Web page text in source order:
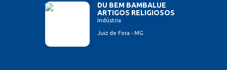
DU BEM BAMBALUE
ARTIGOS RELIGIOSOS
Indústria
Juiz de Fora - MG